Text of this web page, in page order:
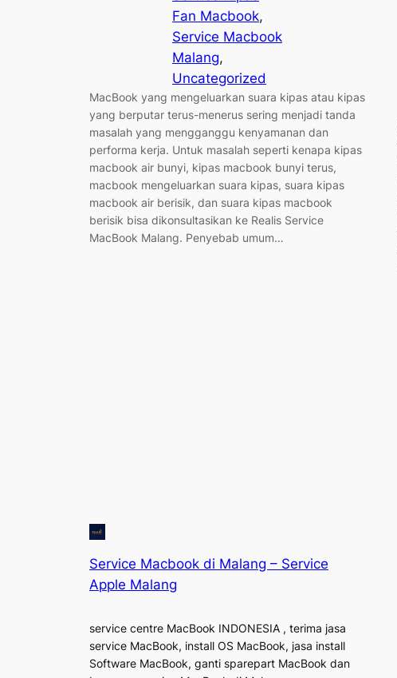
Fan Macbook
Service Macbook
Malang
Uncategorized
MacBook yang mengeluarkan suara kipas atau kipas
yang berputar terus-menerus sering menjadi tanda
masalah yang mengganggu kenyamanan dan
performa kerja. Untuk masalah seperti kenapa kipas
macbook air bunyi, kipas macbook bunyi terus,
macbook mengeluarkan suara kipas, suara kipas
macbook air berisik, dan suara kipas macbook
berisik bisa dikonsultasikan ke Realis Service
MacBook Malang. Penyebab umum…
Service Macbook di Malang – Service
Apple Malang
service centre MacBook INDONESIA , terima jasa
service MacBook, install OS MacBook, jasa install
Software MacBook, ganti sparepart MacBook dan